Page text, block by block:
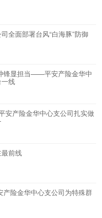
全面部署台风“白海豚”防御
锋显担当——平安产险金华中
线
安产险金华中心支公司扎实做
前线
产险金华中心支公司为特殊群